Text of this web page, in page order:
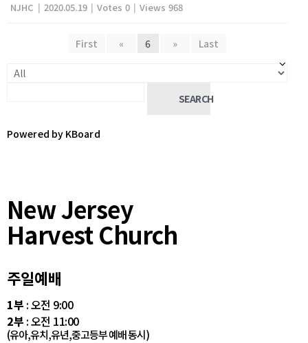
NJHC | 2020.05.19 | Votes 0 | Views 968
First « 6 » Last
SEARCH
Powered by KBoard
New Jersey
Harvest Church
주일예배
1부 : 오전 9:00
2부 : 오전 11:00
(유아,유치,유년,중고등부 예배 동시)